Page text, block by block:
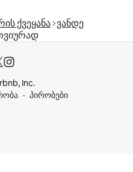
ქვეყანა ვანდე
Inc.
პირობები